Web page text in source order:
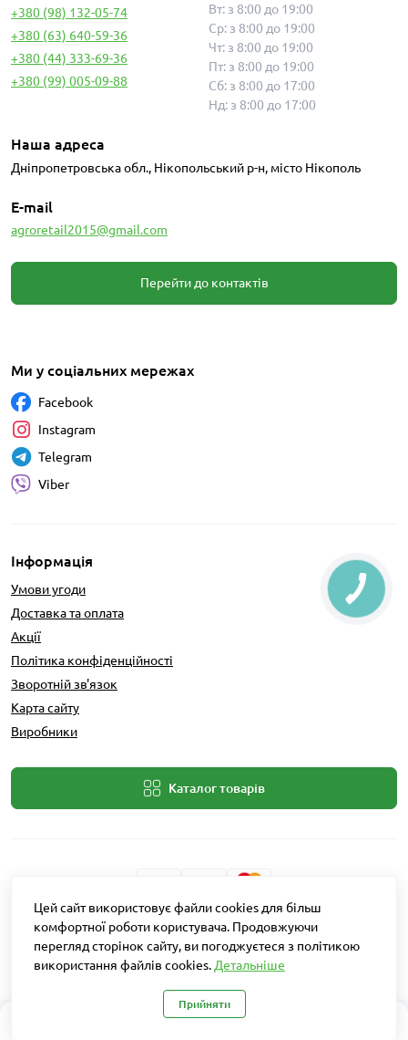
+380 (98) 132-05-74
+380 (63) 640-59-36
+380 (44) 333-69-36
+380 (99) 005-09-88
Вт: з 8:00 до 19:00
Ср: з 8:00 до 19:00
Чт: з 8:00 до 19:00
Пт: з 8:00 до 19:00
Сб: з 8:00 до 17:00
Нд: з 8:00 до 17:00
Наша адреса
Дніпропетровська обл., Нікопольський р-н, місто Нікополь
E-mail
agroretail2015@gmail.com
Перейти до контактів
Інформація
Умови угоди
Доставка та оплата
Акції
Політика конфіденційності
Зворотній зв'язок
Карта сайту
Виробники
Каталог товарів
Ми у соціальних мережах
Facebook
Instagram
Telegram
Viber
Розробник: Intent Solutions
Агро Рітейл © 2026
Цей сайт використовує файли cookies для більш
комфортної роботи користувача. Продовжуючи
перегляд сторінок сайту, ви погоджуєтеся з політикою
використання файлів cookies. Детальніше
Прийняти